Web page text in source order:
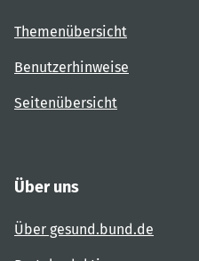
Themenübersicht
Benutzerhinweise
Seitenübersicht
Über uns
Über gesund.bund.de